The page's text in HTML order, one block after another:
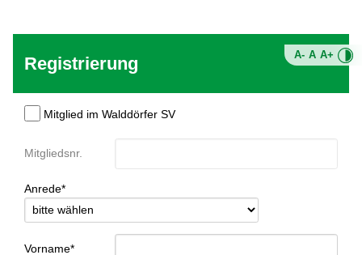
A- A A+
Registrierung
Mitglied im Walddörfer SV
Mitgliedsnr.
Anrede*
Vorname*